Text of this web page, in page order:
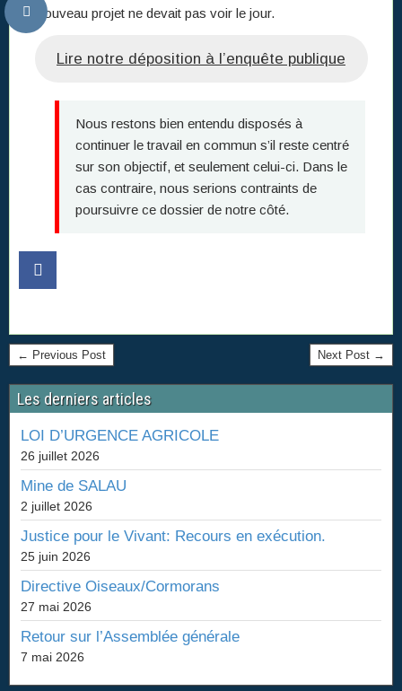
ce nouveau projet ne devait pas voir le jour.
Lire notre déposition à l’enquête publique
Nous restons bien entendu disposés à
continuer le travail en commun s’il reste centré
sur son objectif, et seulement celui-ci. Dans le
cas contraire, nous serions contraints de
poursuivre ce dossier de notre côté.
← Previous Post Next Post →
Les derniers articles
LOI D’URGENCE AGRICOLE
26 juillet 2026
Mine de SALAU
2 juillet 2026
Justice pour le Vivant: Recours en exécution.
25 juin 2026
Directive Oiseaux/Cormorans
27 mai 2026
Retour sur l’Assemblée générale
7 mai 2026